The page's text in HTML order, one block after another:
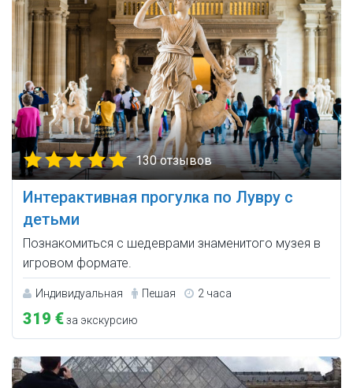
130 отзывов
Интерактивная прогулка по Лувру с
детьми
Познакомиться с шедеврами знаменитого музея в
игровом формате.
Индивидуальная Пешая 2 часа
319 €за экскурсию